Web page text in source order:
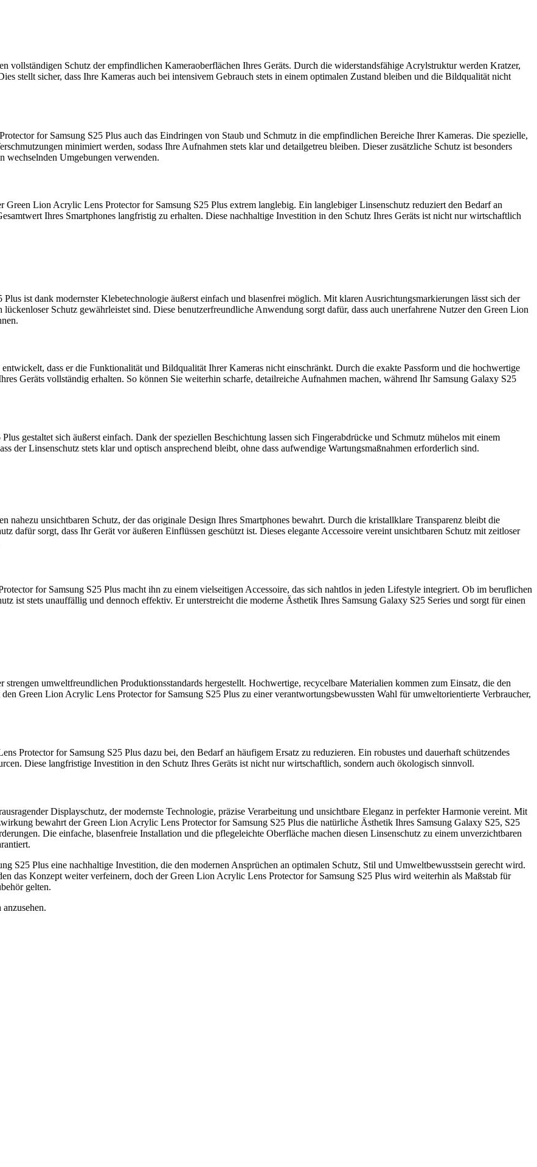
vollständigen Schutz der empfindlichen Kameraoberflächen Ihres Geräts. Durch die widerstandsfähige Acrylstruktur werden Kratzer,
stellt sicher, dass Ihre Kameras auch bei intensivem Gebrauch stets in einem optimalen Zustand bleiben und die Bildqualität nicht
for Samsung S25 Plus auch das Eindringen von Staub und Schmutz in die empfindlichen Bereiche Ihrer Kameras. Die spezielle,
minimiert werden, sodass Ihre Aufnahmen stets klar und detailgetreu bleiben. Dieser zusätzliche Schutz ist besonders
Umgebungen verwenden.
Green Lion Acrylic Lens Protector for Samsung S25 Plus extrem langlebig. Ein langlebiger Linsenschutz reduziert den Bedarf an
Ihres Smartphones langfristig zu erhalten. Diese nachhaltige Investition in den Schutz Ihres Geräts ist nicht nur wirtschaftlich
ist dank modernster Klebetechnologie äußerst einfach und blasenfrei möglich. Mit klaren Ausrichtungsmarkierungen lässt sich der
Schutz gewährleistet sind. Diese benutzerfreundliche Anwendung sorgt dafür, dass auch unerfahrene Nutzer den Green Lion
dass er die Funktionalität und Bildqualität Ihrer Kameras nicht einschränkt. Durch die exakte Passform und die hochwertige
Geräts vollständig erhalten. So können Sie weiterhin scharfe, detailreiche Aufnahmen machen, während Ihr Samsung Galaxy S25
gestaltet sich äußerst einfach. Dank der speziellen Beschichtung lassen sich Fingerabdrücke und Schmutz mühelos mit einem
der Linsenschutz stets klar und optisch ansprechend bleibt, ohne dass aufwendige Wartungsmaßnahmen erforderlich sind.
unsichtbaren Schutz, der das originale Design Ihres Smartphones bewahrt. Durch die kristallklare Transparenz bleibt die
dafür sorgt, dass Ihr Gerät vor äußeren Einflüssen geschützt ist. Dieses elegante Accessoire vereint unsichtbaren Schutz mit zeitloser
for Samsung S25 Plus macht ihn zu einem vielseitigen Accessoire, das sich nahtlos in jeden Lifestyle integriert. Ob im beruflichen
ist stets unauffällig und dennoch effektiv. Er unterstreicht die moderne Ästhetik Ihres Samsung Galaxy S25 Series und sorgt für einen
umweltfreundlichen Produktionsstandards hergestellt. Hochwertige, recycelbare Materialien kommen zum Einsatz, die den
Green Lion Acrylic Lens Protector for Samsung S25 Plus zu einer verantwortungsbewussten Wahl für umweltorientierte Verbraucher,
Protector for Samsung S25 Plus dazu bei, den Bedarf an häufigem Ersatz zu reduzieren. Ein robustes und dauerhaft schützendes
Diese langfristige Investition in den Schutz Ihres Geräts ist nicht nur wirtschaftlich, sondern auch ökologisch sinnvoll.
Displayschutz, der modernste Technologie, präzise Verarbeitung und unsichtbare Eleganz in perfekter Harmonie vereint. Mit
bewahrt der Green Lion Acrylic Lens Protector for Samsung S25 Plus die natürliche Ästhetik Ihres Samsung Galaxy S25, S25
Die einfache, blasenfreie Installation und die pflegeleichte Oberfläche machen diesen Linsenschutz zu einem unverzichtbaren
S25 Plus eine nachhaltige Investition, die den modernen Ansprüchen an optimalen Schutz, Stil und Umweltbewusstsein gerecht wird.
das Konzept weiter verfeinern, doch der Green Lion Acrylic Lens Protector for Samsung S25 Plus wird weiterhin als Maßstab für
gelten.